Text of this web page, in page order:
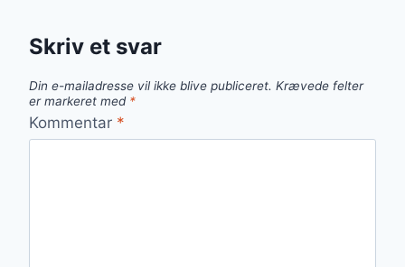
Skriv et svar
Din e-mailadresse vil ikke blive publiceret. Krævede felter
er markeret med *
Kommentar *